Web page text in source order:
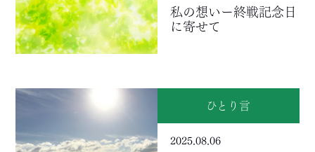
私の想いー終戦記念日
に寄せて
ひとり言
2025.08.06